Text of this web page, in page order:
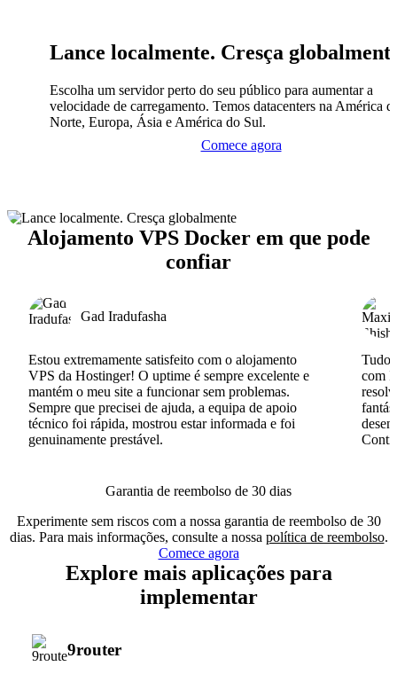
Lance localmente. Cresça
Escolha um servidor perto do seu público para aumentar a
velocidade de carregamento. Temos datacenters na América
Norte, Europa, Ásia e América do Sul.
Comece agora
Alojamento VPS Docker em que pode
confiar
Gad Iradufasha
Estou extremamente satisfeito com o alojamento
VPS da Hostinger! O uptime é sempre excelente e
mantém o meu site a funcionar sem problemas.
Sempre que precisei de ajuda, a equipa de apoio
técnico foi rápida, mostrou estar informada e foi
genuinamente prestável.
Tudo
com
Garantia de reembolso de 30 dias
Experimente sem riscos com a nossa garantia de reembolso de 30
dias. Para mais informações, consulte a nossa política de reembolso.
Comece agora
Explore mais aplicações para
implementar
9router